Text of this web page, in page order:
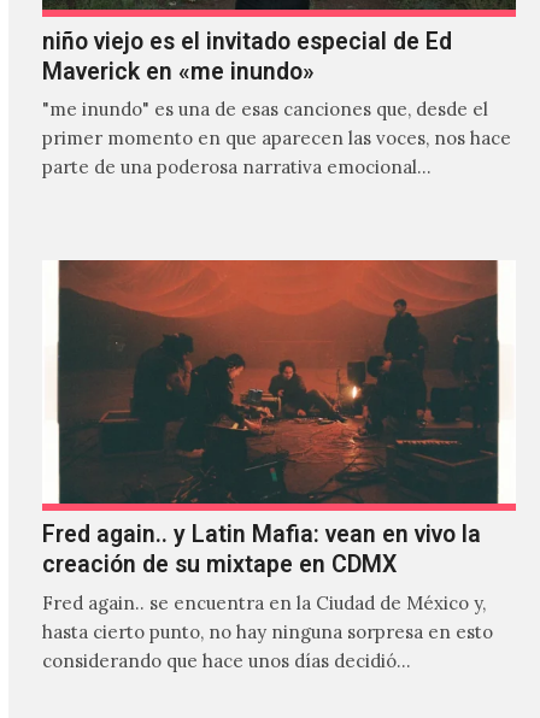
niño viejo es el invitado especial de Ed
Maverick en «me inundo»
"me inundo" es una de esas canciones que, desde el
primer momento en que aparecen las voces, nos hace
parte de una poderosa narrativa emocional…
Fred again.. y Latin Mafia: vean en vivo la
creación de su mixtape en CDMX
Fred again.. se encuentra en la Ciudad de México y,
hasta cierto punto, no hay ninguna sorpresa en esto
considerando que hace unos días decidió…